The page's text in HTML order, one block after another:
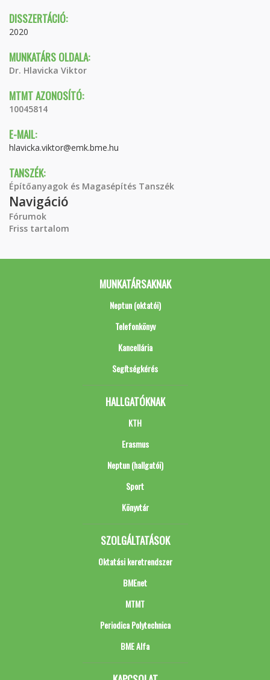
DISSZERTÁCIÓ:
2020
MUNKATÁRS OLDALA:
Dr. Hlavicka Viktor
MTMT AZONOSÍTÓ:
10045814
E-MAIL:
hlavicka.viktor@emk.bme.hu
TANSZÉK:
Építőanyagok és Magasépítés Tanszék
Navigáció
Fórumok
Friss tartalom
MUNKATÁRSAKNAK
Neptun (oktatói)
Telefonkönyv
Kancellária
Segítségkérés
HALLGATÓKNAK
KTH
Erasmus
Neptun (hallgatói)
Sport
Könyvtár
SZOLGÁLTATÁSOK
Oktatási keretrendszer
BMEnet
MTMT
Periodica Polytechnica
BME Alfa